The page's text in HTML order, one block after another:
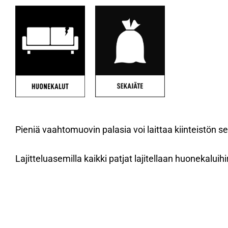
Pieniä vaahtomuovin palasia voi laittaa kiinteistön
Lajitteluasemilla kaikki patjat lajitellaan